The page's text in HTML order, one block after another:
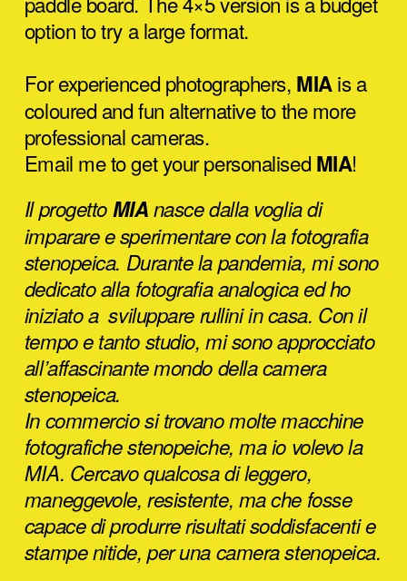
option to try a large format.
For experienced photographers, MIAis a
coloured and fun alternative to the more
professional cameras.
Email me to get your personalised MIA!
Il progettoMIAnasce dalla voglia di
imparare e sperimentare con la fotografia
stenopeica. Durante la pandemia, mi sono
dedicato alla fotografia analogica ed ho
iniziato a sviluppare rullini in casa. Con il
tempo e tanto studio, mi sono approcciato
all’affascinante mondo della camera
stenopeica.
In commercio si trovano molte macchine
fotografiche stenopeiche, ma io volevo la
MIA. Cercavo qualcosa di leggero,
maneggevole, resistente, ma che fosse
capace di produrre risultati soddisfacenti e
stampe nitide, per una camera stenopeica.